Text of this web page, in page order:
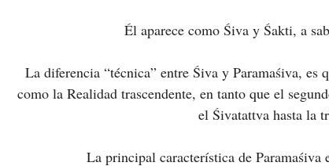
Él aparece como Śiva y Śakti, a
La diferencia “técnica” entre Śiva y Paramaśiva,
como la Realidad trascendente, en tanto que el
el Śivatattva hasta la
La principal característica de